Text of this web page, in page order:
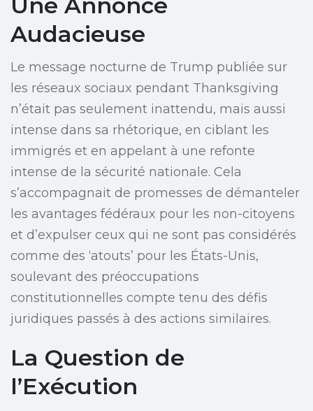
Audacieuse
Le message nocturne de Trump publiée sur
les réseaux sociaux pendant Thanksgiving
n’était pas seulement inattendu, mais aussi
intense dans sa rhétorique, en ciblant les
immigrés et en appelant à une refonte
intense de la sécurité nationale. Cela
s’accompagnait de promesses de démanteler
les avantages fédéraux pour les non-citoyens
et d’expulser ceux qui ne sont pas considérés
comme des ‘atouts’ pour les États-Unis,
soulevant des préoccupations
constitutionnelles compte tenu des défis
juridiques passés à des actions similaires.
La Question de
l’Exécution